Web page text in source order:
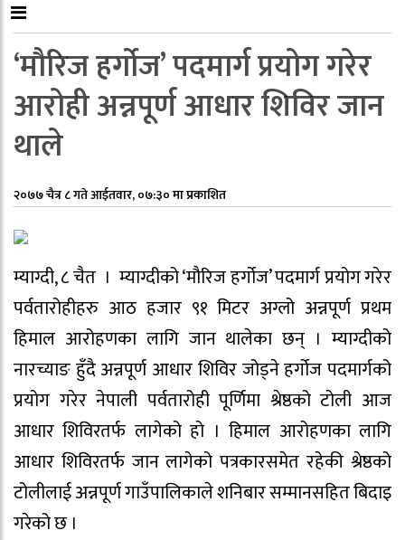
‘मौरिज हर्गोज’ पदमार्ग प्रयोग गरेर
आरोही अन्नपूर्ण आधार शिविर जान
थाले
२०७७ चैत्र ८ गते आईतवार, ०७:३० मा प्रकाशित
म्याग्दी, ८ चैत । म्याग्दीको ‘मौरिज हर्गोज’ पदमार्ग प्रयोग गरेर
पर्वतारोहीहरु आठ हजार ९१ मिटर अग्लो अन्नपूर्ण प्रथम
हिमाल आरोहणका लागि जान थालेका छन् । म्याग्दीको
नारच्याङ हुँदै अन्नपूर्ण आधार शिविर जोड्ने हर्गोज पदमार्गको
प्रयोग गरेर नेपाली पर्वतारोही पूर्णिमा श्रेष्ठको टोली आज
आधार शिविरतर्फ लागेको हो । हिमाल आरोहणका लागि
आधार शिविरतर्फ जान लागेको पत्रकारसमेत रहेकी श्रेष्ठको
टोलीलाई अन्नपूर्ण गाउँपालिकाले शनिबार सम्मानसहित बिदाइ
गरेको छ ।